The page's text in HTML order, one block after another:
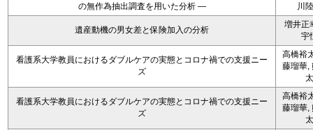
の無作為抽出調査を用いた分析 ―
川
遺産動機の男女差と保険加入の分析
増井正
宇
看護系大学教員におけるダブルケアの実態とコロナ禍での支援ニー
ズ
高橋裕
藤瑠華,
太
看護系大学教員におけるダブルケアの実態とコロナ禍での支援ニー
ズ
高橋裕
藤瑠華,
太